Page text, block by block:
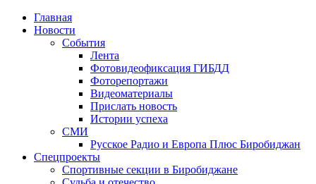
Главная
Новости
События
Лента
Фотовидеофиксация ГИБДД
Фоторепортажи
Видеоматериалы
Прислать новость
Истории успеха
СМИ
Русское Радио и Европа Плюс Биробиджан
Спецпроекты
Спортивные секции в Биробиджане